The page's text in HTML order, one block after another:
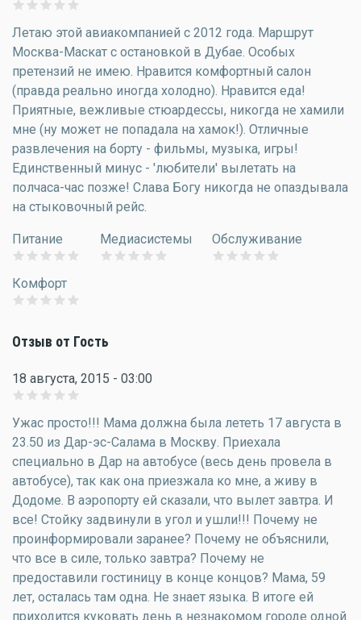
Летаю этой авиакомпанией с 2012 года. Маршрут
Москва-Маскат с остановкой в Дубае. Особых
претензий не имею. Нравится комфортный салон
(правда реально иногда холодно). Нравится еда!
Приятные, вежливые стюардессы, никогда не хамили
мне (ну может не попадала на хамок!). Отличные
развлечения на борту - фильмы, музыка, игры!
Единственный минус - 'любители' вылетать на
полчаса-час позже! Слава Богу никогда не опаздывала
на стыковочный рейс.
Питание Медиасистемы Обслуживание
Комфорт
Отзыв от Гость
18 августа, 2015 - 03:00
Ужас просто!!! Мама должна была лететь 17 августа в
23.50 из Дар-эс-Салама в Москву. Приехала
специально в Дар на автобусе (весь день провела в
автобусе), так как она приезжала ко мне, а живу в
Додоме. В аэропорту ей сказали, что вылет завтра. И
все! Стойку задвинули в угол и ушли!!! Почему не
проинформировали заранее? Почему не объяснили,
что все в силе, только завтра? Почему не
предоставили гостиницу в конце концов? Мама, 59
лет, осталась там одна. Не знает языка. В итоге ей
приходится куковать день в незнакомом городе одной.